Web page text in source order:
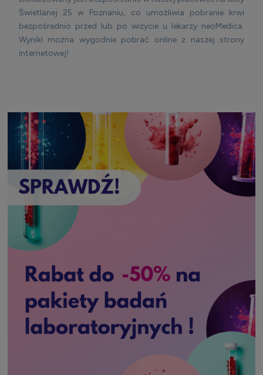
Świetlanej 25 w Poznaniu, co umożliwia pobranie krwi
bezpośrednio przed lub po wizycie u lekarzy neoMedica.
Wyniki można wygodnie pobrać online z naszej strony
internetowej!